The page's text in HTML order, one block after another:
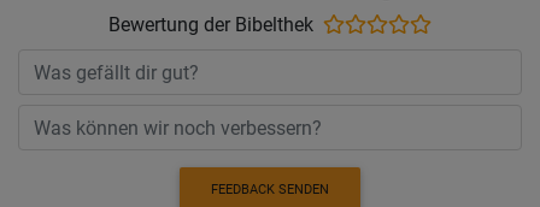
Bewertung der Bibelthek
FEEDBACK SENDEN